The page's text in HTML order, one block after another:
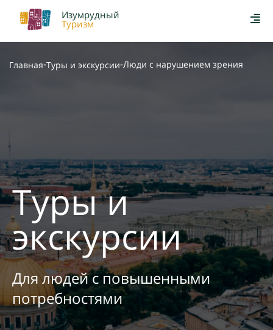
Изумрудный
Туризм
Главная-Туры и экскурсии-Люди с нарушением зрения
Туры и
экскурсии
Для людей с повышенными
потребностями